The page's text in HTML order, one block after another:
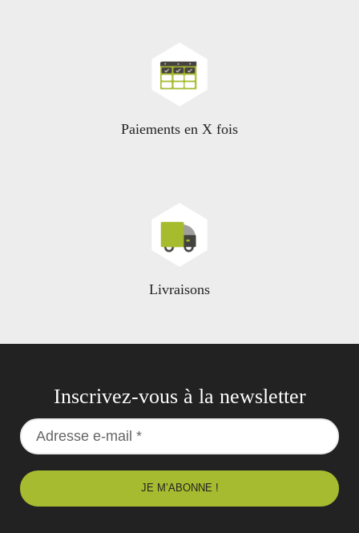
Paiements en X fois
Livraisons
Inscrivez-vous à la newsletter